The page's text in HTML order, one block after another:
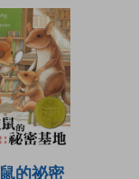
的祕密